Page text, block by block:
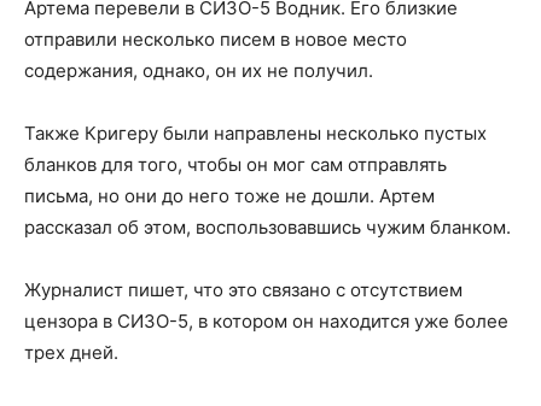
Артема перевели в СИЗО-5 Водник. Его близкие
отправили несколько писем в новое место
содержания, однако, он их не получил.
Также Кригеру были направлены несколько пустых
бланков для того, чтобы он мог сам отправлять
письма, но они до него тоже не дошли. Артем
рассказал об этом, воспользовавшись чужим бланком.
Журналист пишет, что это связано с отсутствием
цензора в СИЗО-5, в котором он находится уже более
трех дней.